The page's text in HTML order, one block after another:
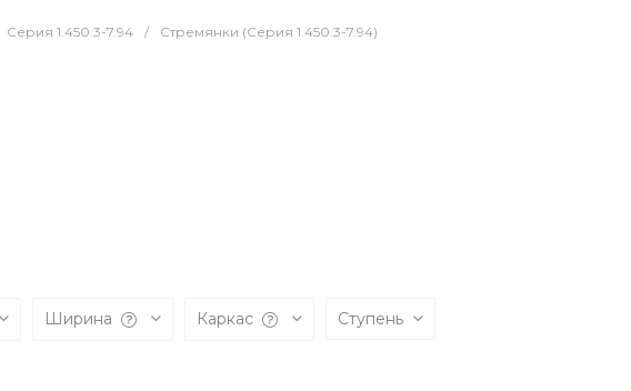
Серия 1.450.3-7.94 / Стремянки (Серия 1.450.3-7.94)
Ширина Каркас Ступень